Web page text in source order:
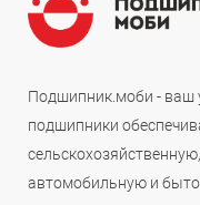
Подшипник.моби - ваш
подшипники
автомобильную и